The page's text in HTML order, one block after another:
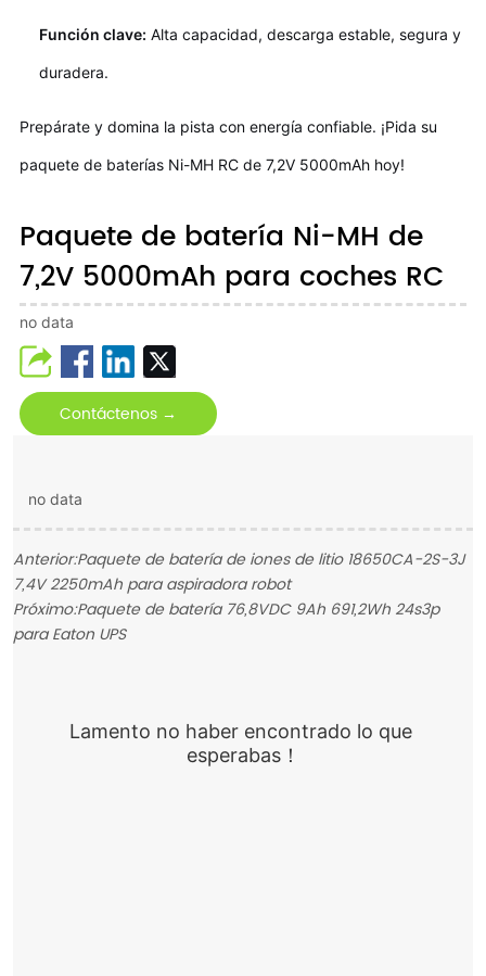
Función clave: Alta capacidad, descarga estable, segura y
duradera.
Prepárate y domina la pista con energía confiable. ¡Pida su
paquete de baterías Ni-MH RC de 7,2V 5000mAh hoy!
Paquete de batería Ni-MH de
7,2V 5000mAh para coches RC
no data
Contáctenos →
no data
Anterior:Paquete de batería de iones de litio 18650CA-2S-3J
7,4V 2250mAh para aspiradora robot
Próximo:Paquete de batería 76,8VDC 9Ah 691,2Wh 24s3p
para Eaton UPS
Lamento no haber encontrado lo que
esperabas！